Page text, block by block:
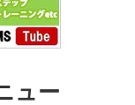
ュー